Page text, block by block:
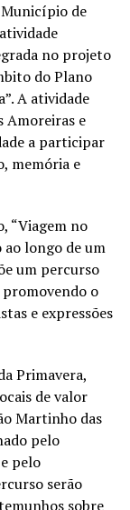
de
no projeto
do Plano
A atividade
Amoreiras e
a participar
memória e
“Viagem no
ao longo de um
um percurso
o
e expressões
Primavera,
de valor
Martinho das
pelo
pelo
serão
sobre